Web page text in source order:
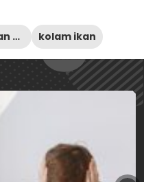
budidaya ikan nila kolam ikan